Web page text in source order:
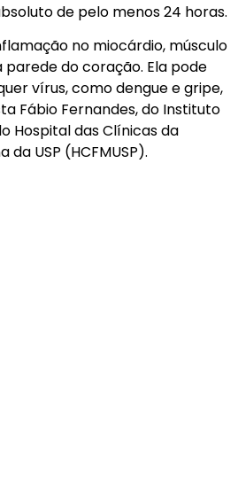
de pelo menos 24 horas.
no miocárdio, músculo
do coração. Ela pode
vírus, como dengue e gripe,
Fábio Fernandes, do Instituto
Hospital das Clínicas da
USP (HCFMUSP).